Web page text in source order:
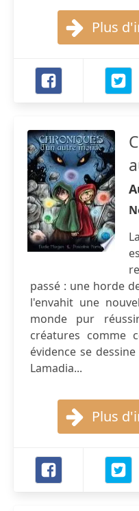
Plus
passé : une horde
l'envahit une
monde pur
créatures comme
évidence se
Lamadia...
Plus